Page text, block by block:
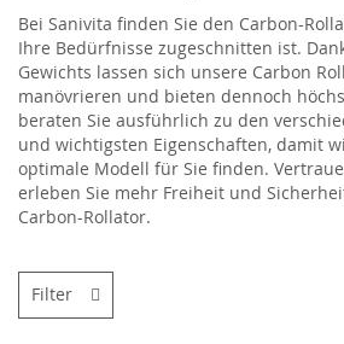
Bei Sanivita finden Sie den Carbon-
Ihre Bedürfnisse zugeschnitten ist.
Gewichts lassen sich unsere Carbon
manövrieren und bieten dennoch
beraten Sie ausführlich zu den
und wichtigsten Eigenschaften, damit
optimale Modell für Sie finden.
erleben Sie mehr Freiheit und
Carbon-Rollator.
Filter